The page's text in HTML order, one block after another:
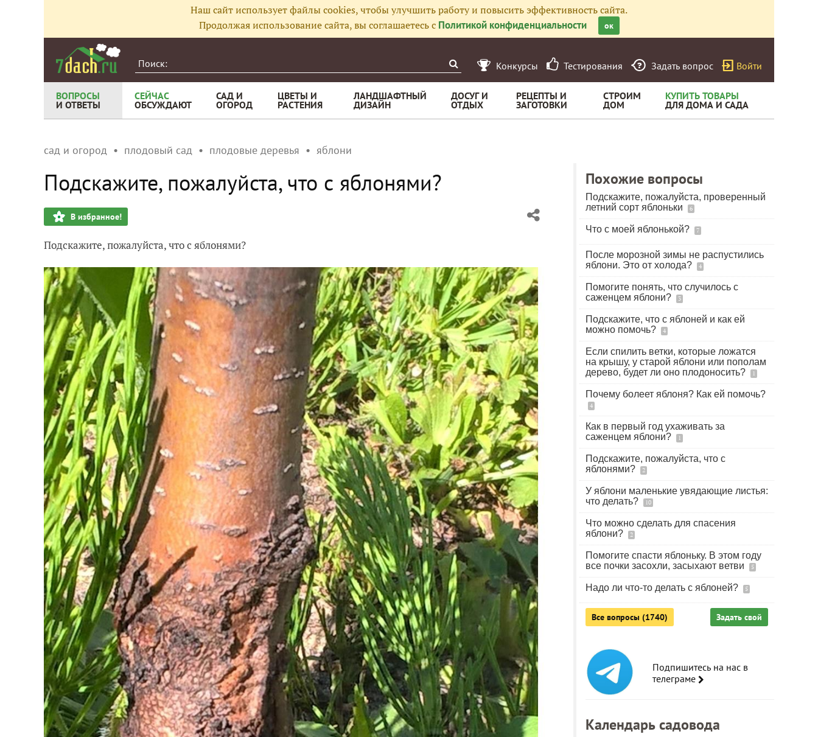
Наш сайт использует файлы cookies, чтобы улучшить работу и повысить эффективность сайта.
Продолжая использование сайта, вы соглашаетесь с Политикой конфиденциальности ок
Конкурсы Тестирования Задать вопрос Войти
ВОПРОСЫ
И ОТВЕТЫ
СЕЙЧАС
ОБСУЖДАЮТ
САД И
ОГОРОД
ЦВЕТЫ И
РАСТЕНИЯ
ЛАНДШАФТНЫЙ
ДИЗАЙН
ДОСУГ И
ОТДЫХ
РЕЦЕПТЫ И
ЗАГОТОВКИ
СТРОИМ
ДОМ
КУПИТЬ ТОВАРЫ
ДЛЯ ДОМА И САДА
сад и огород плодовый сад плодовые деревья яблони
Подскажите, пожалуйста, что с яблонями?
В избранное!
Подскажите, пожалуйста, что с яблонями?
Похожие вопросы
Подскажите, пожалуйста, проверенный
летний сорт яблоньки
6
Что с моей яблонькой? 7
После морозной зимы не распустились
яблони. Это от холода?
4
Помогите понять, что случилось с
саженцем яблони?
3
Подскажите, что с яблоней и как ей
можно помочь?
4
Если спилить ветки, которые ложатся
на крышу, у старой яблони или пополам
дерево, будет ли оно плодоносить?
1
Почему болеет яблоня? Как ей помочь?
4
Как в первый год ухаживать за
саженцем яблони?
1
Подскажите, пожалуйста, что с
яблонями?
2
У яблони маленькие увядающие листья:
что делать?
10
Что можно сделать для спасения
яблони?
2
Помогите спасти яблоньку. В этом году
все почки засохли, засыхают ветви
5
Надо ли что-то делать с яблоней? 5
Все вопросы (1740) Задать свой
Подпишитесь на нас в
телеграме
Календарь садовода